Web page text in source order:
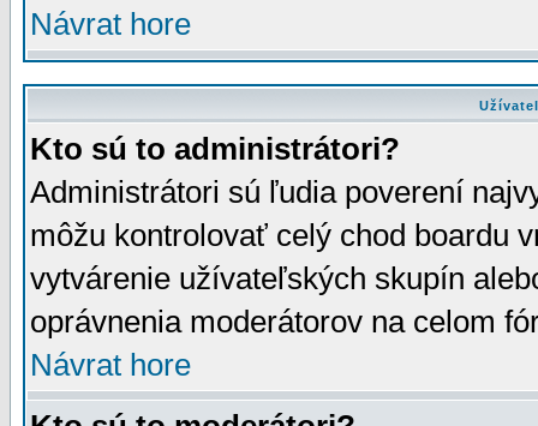
Návrat hore
Kto sú to administrátori?
Administrátori sú ľudia poverení
môžu kontrolovať celý chod boardu
vytvárenie užívateľských skupín
oprávnenia moderátorov na celom
Návrat hore